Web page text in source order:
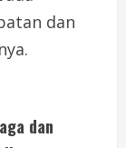
dan
dan